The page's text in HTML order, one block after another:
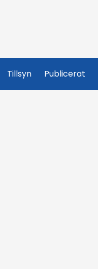
Tillsyn Publicerat